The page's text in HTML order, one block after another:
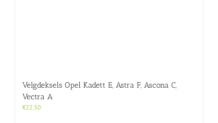
Velgdeksels Opel Kadett E, Astra F, Ascona C,
Vectra A
€22,50